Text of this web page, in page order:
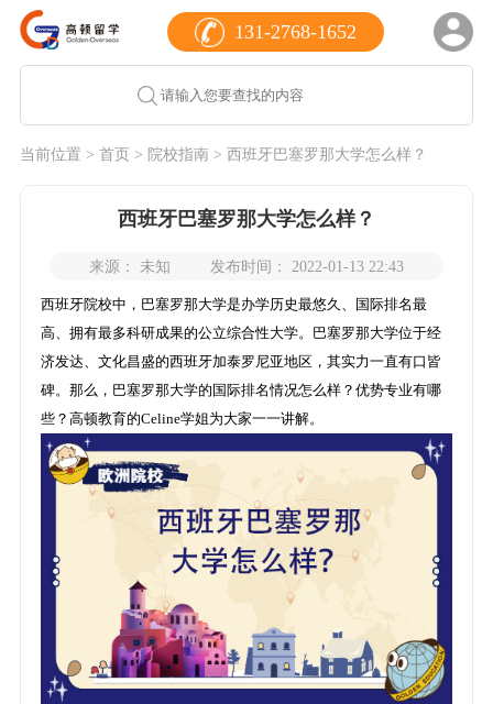
131-2768-1652
当前位置 > 首页 > 院校指南> 西班牙巴塞罗那大学怎么样？
西班牙巴塞罗那大学怎么样？
来源： 未知 发布时间： 2022-01-13 22:43
西班牙院校中，巴塞罗那大学是办学历史最悠久、国际排名最
高、拥有最多科研成果的公立综合性大学。巴塞罗那大学位于经
济发达、文化昌盛的西班牙加泰罗尼亚地区，其实力一直有口皆
碑。那么，巴塞罗那大学的国际排名情况怎么样？优势专业有哪
些？高顿教育的Celine学姐为大家一一讲解。